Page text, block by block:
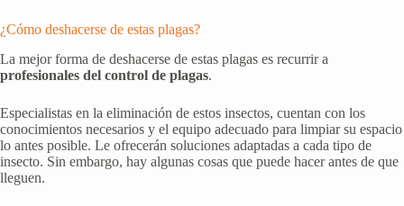
¿Cómo deshacerse de estas plagas?
La mejor forma de deshacerse de estas plagas es recurrir a
profesionales del control de plagas.
Especialistas en la eliminación de estos insectos, cuentan con los
conocimientos necesarios y el equipo adecuado para limpiar su espacio
lo antes posible. Le ofrecerán soluciones adaptadas a cada tipo de
insecto. Sin embargo, hay algunas cosas que puede hacer antes de que
lleguen.